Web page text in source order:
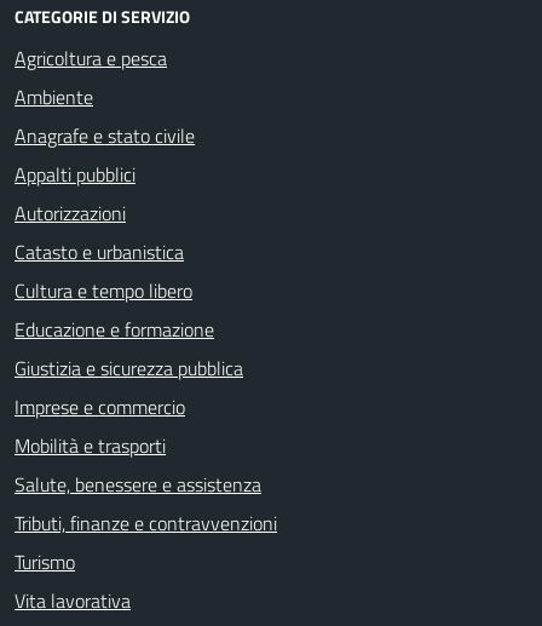
CATEGORIE DI SERVIZIO
Agricoltura e pesca
Ambiente
Anagrafe e stato civile
Appalti pubblici
Autorizzazioni
Catasto e urbanistica
Cultura e tempo libero
Educazione e formazione
Giustizia e sicurezza pubblica
Imprese e commercio
Mobilità e trasporti
Salute, benessere e assistenza
Tributi, finanze e contravvenzioni
Turismo
Vita lavorativa